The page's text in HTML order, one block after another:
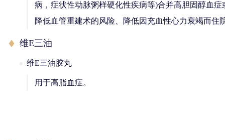
病，症状性动脉粥样硬化性疾病等)合并高胆固醇血
降低血管重建术的风险、降低因充血性心力衰竭而住
维E三油
维E三油胶丸
用于高脂血症。